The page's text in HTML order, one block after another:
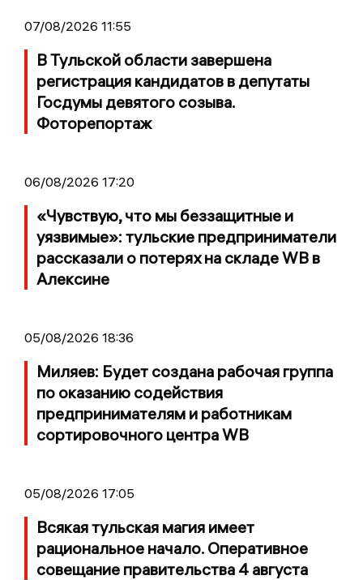
07/08/2026 11:55
В Тульской области завершена
регистрация кандидатов в депутаты
Госдумы девятого созыва.
Фоторепортаж
06/08/2026 17:20
«Чувствую, что мы беззащитные и
уязвимые»: тульские предприниматели
рассказали о потерях на складе WB в
Алексине
05/08/2026 18:36
Миляев: Будет создана рабочая группа
по оказанию содействия
предпринимателям и работникам
сортировочного центра WB
05/08/2026 17:05
Всякая тульская магия имеет
рациональное начало. Оперативное
совещание правительства 4 августа